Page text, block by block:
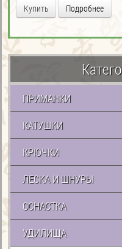
Купить Подробнее
ПРИМАНКИ
КАТУШКИ
КРЮЧКИ
ЛЕСКА И ШНУРЫ
ОСНАСТКА
УДИЛИЩА